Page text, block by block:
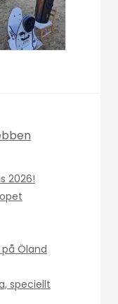
2026!
Öland
speciellt